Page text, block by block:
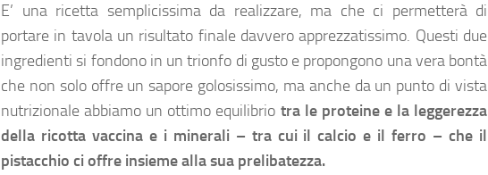
E’ una ricetta semplicissima da realizzare, ma che ci permetterà di
portare in tavola un risultato finale davvero apprezzatissimo. Questi due
ingredienti si fondono in un trionfo di gusto e propongono una vera bontà
che non solo offre un sapore golosissimo, ma anche da un punto di vista
nutrizionale abbiamo un ottimo equilibrio tra le proteine e la leggerezza
della ricotta vaccina e i minerali – tra cui il calcio e il ferro – che il
pistacchio ci offre insieme alla sua prelibatezza.